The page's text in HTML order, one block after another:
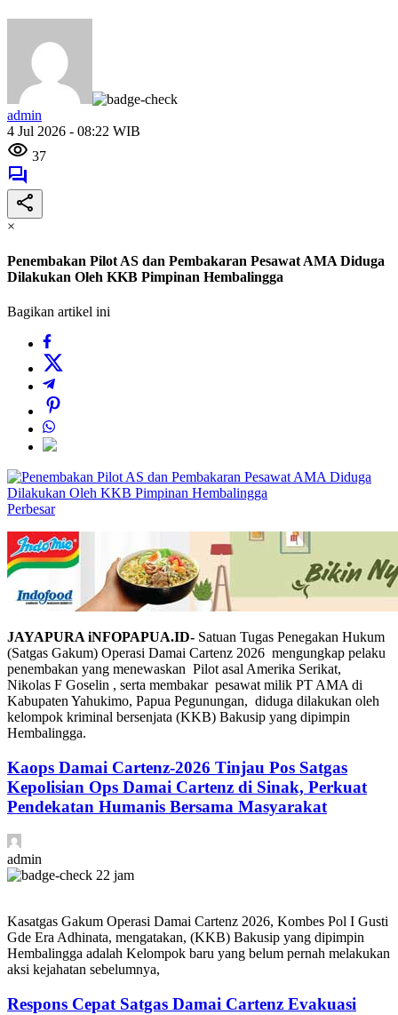
admin
4 Jul 2026 - 08:22 WIB
37
×
Penembakan Pilot AS dan Pembakaran Pesawat AMA Diduga
Dilakukan Oleh KKB Pimpinan Hembalingga
Bagikan artikel ini
Perbesar
JAYAPURA iNFOPAPUA.ID- Satuan Tugas Penegakan Hukum
(Satgas Gakum) Operasi Damai Cartenz 2026 mengungkap pelaku
penembakan yang menewaskan Pilot asal Amerika Serikat,
Nikolas F Goselin , serta membakar pesawat milik PT AMA di
Kabupaten Yahukimo, Papua Pegunungan, diduga dilakukan oleh
kelompok kriminal bersenjata (KKB) Bakusip yang dipimpin
Hembalingga.
Kaops Damai Cartenz-2026 Tinjau Pos Satgas
Kepolisian Ops Damai Cartenz di Sinak, Perkuat
Pendekatan Humanis Bersama Masyarakat
admin
22 jam
Kasatgas Gakum Operasi Damai Cartenz 2026, Kombes Pol I Gusti
Gde Era Adhinata, mengatakan, (KKB) Bakusip yang dipimpin
Hembalingga adalah Kelompok baru yang belum pernah melakukan
aksi kejahatan sebelumnya,
Respons Cepat Satgas Damai Cartenz Evakuasi